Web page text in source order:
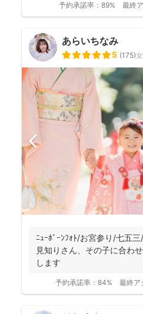
予約承諾率： 89% 最終
あらいちなみ
5 (175)
ﾆｭｰﾎﾞｰﾝﾌｫﾄ/お宮参り/七五三
見知りさん、その子に合わ
します
予約承諾率： 84% 最終ア